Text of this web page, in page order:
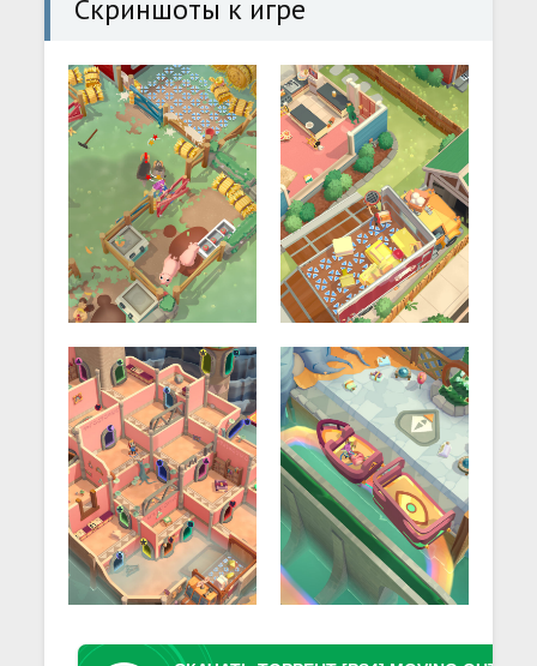
Скриншоты к игре